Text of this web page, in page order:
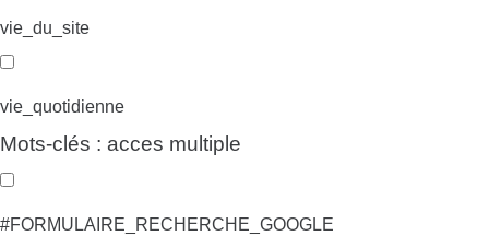
vie_du_site
vie_quotidienne
Mots-clés : acces multiple
#FORMULAIRE_RECHERCHE_GOOGLE